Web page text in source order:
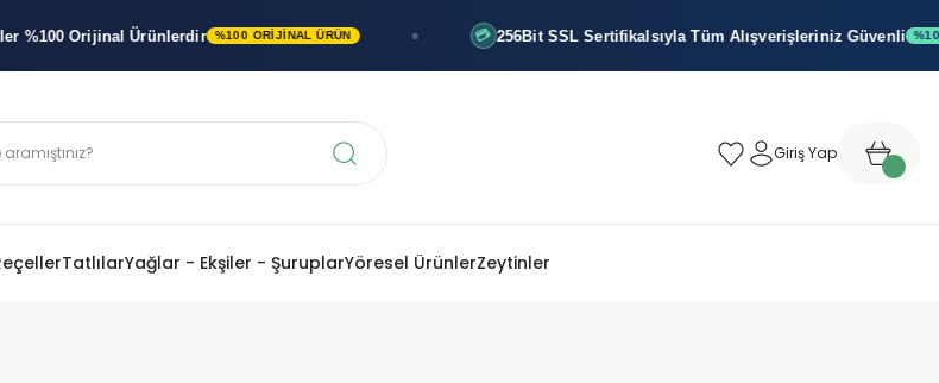
OrijinalÜrünlerdir %100 ORIJINAL ÜRÜN 256Bit SSL SertifikalsıylaTüm Alışverişleriniz Güvenli %100
Giriş Yap
TatlılarYağlar - Ekşiler - ŞuruplarYöresel ÜrünlerZeytinler